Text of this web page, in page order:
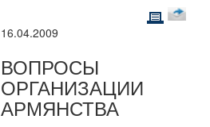
16.04.2009
ВОПРОСЫ
ОРГАНИЗАЦИИ
АРМЯНСТВА